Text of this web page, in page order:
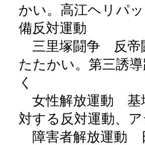
かい。高江ヘリパ
備反対運動
三里塚闘争 反帝
たたかい。第三誘
く
女性解放運動 基
対する反対運動、
障害者解放運動